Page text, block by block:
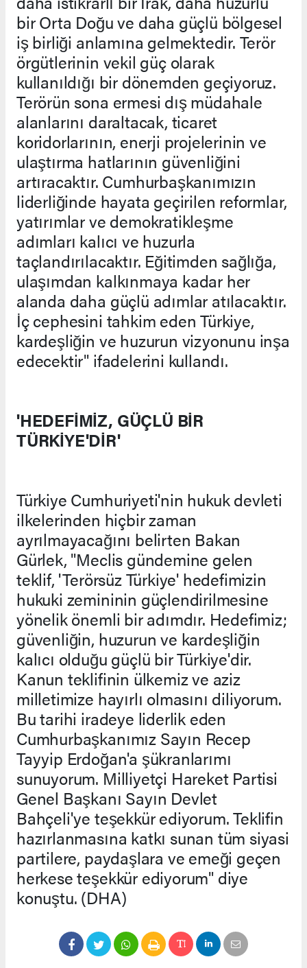
bir Orta Doğu ve daha güçlü bölgesel
iş birliği anlamına gelmektedir. Terör
örgütlerinin vekil güç olarak
kullanıldığı bir dönemden geçiyoruz.
Terörün sona ermesi dış müdahale
alanlarını daraltacak, ticaret
koridorlarının, enerji projelerinin ve
ulaştırma hatlarının güvenliğini
artıracaktır. Cumhurbaşkanımızın
liderliğinde hayata geçirilen reformlar,
yatırımlar ve demokratikleşme
adımları kalıcı ve huzurla
taçlandırılacaktır. Eğitimden sağlığa,
ulaşımdan kalkınmaya kadar her
alanda daha güçlü adımlar atılacaktır.
İç cephesini tahkim eden Türkiye,
kardeşliğin ve huzurun vizyonunu inşa
edecektir" ifadelerini kullandı.
'HEDEFİMİZ, GÜÇLÜ BİR
TÜRKİYE'DİR'
Türkiye Cumhuriyeti'nin hukuk devleti
ilkelerinden hiçbir zaman
ayrılmayacağını belirten Bakan
Gürlek, "Meclis gündemine gelen
teklif, 'Terörsüz Türkiye' hedefimizin
hukuki zemininin güçlendirilmesine
yönelik önemli bir adımdır. Hedefimiz;
güvenliğin, huzurun ve kardeşliğin
kalıcı olduğu güçlü bir Türkiye'dir.
Kanun teklifinin ülkemiz ve aziz
milletimize hayırlı olmasını diliyorum.
Bu tarihi iradeye liderlik eden
Cumhurbaşkanımız Sayın Recep
Tayyip Erdoğan'a şükranlarımı
sunuyorum. Milliyetçi Hareket Partisi
Genel Başkanı Sayın Devlet
Bahçeli'ye teşekkür ediyorum. Teklifin
hazırlanmasına katkı sunan tüm siyasi
partilere, paydaşlara ve emeği geçen
herkese teşekkür ediyorum" diye
konuştu. (DHA)